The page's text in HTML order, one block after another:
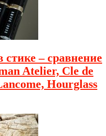
– сравнение
Atelier, Cle de
Hourglass